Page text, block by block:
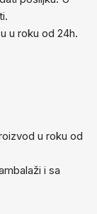
u roku od 24h.
u roku od
i sa